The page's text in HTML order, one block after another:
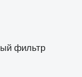
фильтр